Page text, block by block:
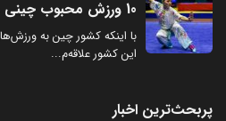
پربحث‌ترین اخبار